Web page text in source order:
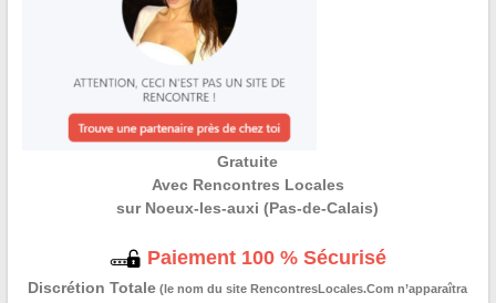
Gratuite
Avec Rencontres Locales
sur Noeux-les-auxi (Pas-de-Calais)
Paiement 100 % Sécurisé
Discrétion Totale (le nom du site RencontresLocales.Com n’apparaîtra